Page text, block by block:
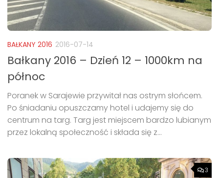
BAŁKANY 2016 2016-07-14
Bałkany 2016 – Dzień 12 – 1000km na
północ
Poranek w Sarajewie przywitał nas ostrym słońcem.
Po śniadaniu opuszczamy hotel i udajemy się do
centrum na targ. Targ jest miejscem bardzo lubianym
przez lokalną społeczność i składa się z...
3